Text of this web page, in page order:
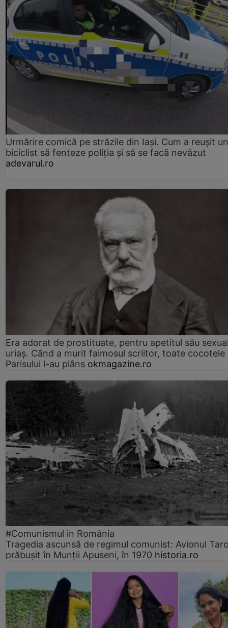
Urmărire comică pe străzile din Iași. Cum a reușit un
biciclist să fenteze poliția și să se facă nevăzut
adevarul.ro
Era adorat de prostituate, pentru apetitul său
uriaș. Când a murit faimosul scriitor, toate cocotele
Parisului l-au plâns okmagazine.ro
#Comunismul in România
Tragedia ascunsă de regimul comunist: Avionul
prăbușit în Munții Apuseni, în 1970 historia.ro